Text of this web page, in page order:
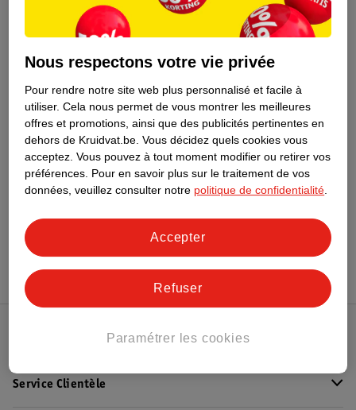
Tabac Original Lotion
Après-Rasage
100ml
17
Tabac Eau De Toilette
Original Black Edition
100ml
17.
62
Conseil par Kruidvat
Service Clientèle
Nous respectons votre vie privée
Pour rendre notre site web plus personnalisé et facile à
utiliser. Cela nous permet de vous montrer les meilleures
offres et promotions, ainsi que des publicités pertinentes en
dehors de Kruidvat.be. Vous décidez quels cookies vous
acceptez. Vous pouvez à tout moment modifier ou retirer vos
préférences. Pour en savoir plus sur le traitement de vos
données, veuillez consulter notre politique de confidentialité
Paramétrer les cookies
Refuser
Accepter